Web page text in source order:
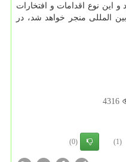
این نوع اقدامات و افتخارات
المللی منجر خواهد شد، در
4316
(1)
(0)